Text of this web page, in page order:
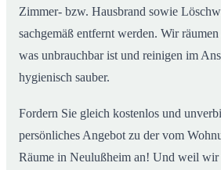
Zimmer- bzw. Hausbrand sowie
sachgemäß entfernt werden. Wir
was unbrauchbar ist und reinigen im
hygienisch sauber.
Fordern Sie gleich kostenlos und
persönliches Angebot zu der vom
Räume in Neulußheim an! Und weil wir